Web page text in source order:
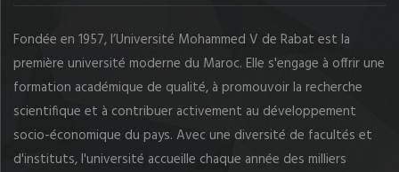
Fondée en 1957, l’Université Mohammed V de Rabat est la
première université moderne du Maroc. Elle s'engage à offrir une
formation académique de qualité, à promouvoir la recherche
scientifique et à contribuer activement au développement
socio-économique du pays. Avec une diversité de facultés et
d'instituts, l'université accueille chaque année des milliers